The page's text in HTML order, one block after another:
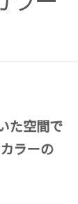
た空間で
ラーの